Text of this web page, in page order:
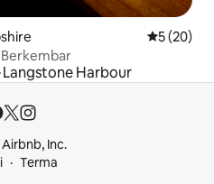
Penarafan
5 (20)
Langstone Harbour
Inc.
Terma